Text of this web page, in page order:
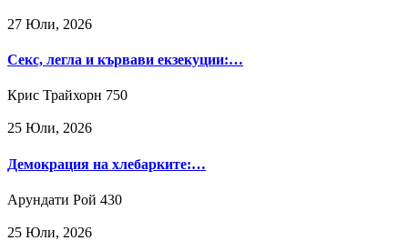
27 Юли, 2026
Секс, легла и кървави екзекуции:…
Крис Трайхорн 750
25 Юли, 2026
Демокрация на хлебарките:…
Арундати Рой 430
25 Юли, 2026